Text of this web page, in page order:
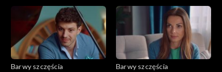
Barwy szczęścia
Barwy szczęścia